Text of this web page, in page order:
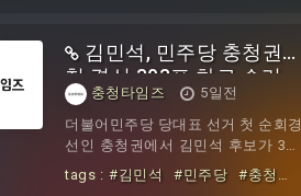
탐색할 자유를 허락하지 않았다. 오
랜 시간 동안 인류의 절반은 타인이
정해놓은 규칙과 용도에 맞춰 자신의
삶을 재단 당해야 했다. 태어난 이유
를 스스로 증명하려는 몸짓이 도리어
죄가 되던 시대, 그 억압의 사슬 속에
서 스스로 빛을 발하고자 했던 ‘비존
김민석, 민주당 충청권
첫 경선 303표 차로 승리
충청타임즈
5일전
더불어민주당 당대표 선거 첫 순회경
선인 충청권에서 김민석 후보가 303
표 차의 초접전 끝에 정청래 후보를
제치고 1위를 차지했다.민주당은 1
tags : #김민석 #민주당
#충청